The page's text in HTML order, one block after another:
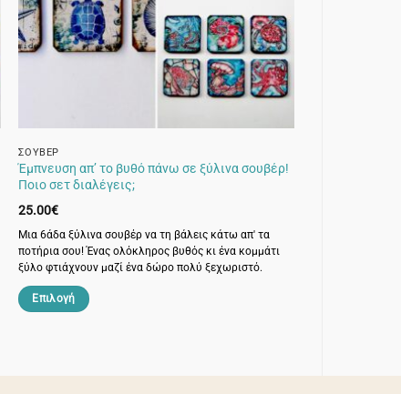
να
επιλεγούν
στη
ΣΟΥΒΈΡ
Έμπνευση απ’ το βυθό πάνω σε ξύλινα σουβέρ!
Ποιο σετ διαλέγεις;
25.00€
Μια 6άδα ξύλινα σουβέρ να τη βάλεις κάτω απ' τα
ποτήρια σου! Ένας ολόκληρος βυθός κι ένα κομμάτι
ξύλο φτιάχνουν μαζί ένα δώρο πολύ ξεχωριστό.
Επιλογή